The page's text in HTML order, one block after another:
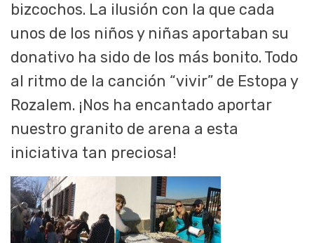
bizcochos. La ilusión con la que cada
unos de los niños y niñas aportaban su
donativo ha sido de los más bonito. Todo
al ritmo de la canción “vivir” de Estopa y
Rozalem. ¡Nos ha encantado aportar
nuestro granito de arena a esta
iniciativa tan preciosa!